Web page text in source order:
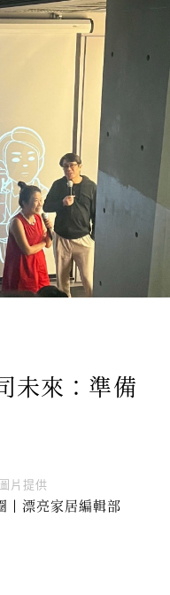
未來：準備
片提供
| 漂亮家居編輯部